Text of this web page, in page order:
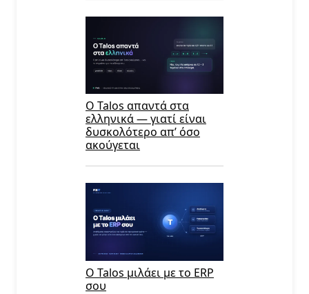
Ο Talos απαντά στα
ελληνικά — γιατί είναι
δυσκολότερο απ’ όσο
ακούγεται
Ο Talos μιλάει με το ERP
σου